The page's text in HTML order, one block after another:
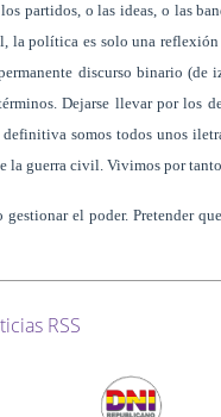
partidos, o las ideas, o las
política es solo una reflexión
discurso binario (de
Dejarse llevar por los
somos todos unos
la guerra civil. Vivimos por
el poder. Pretender
RSS